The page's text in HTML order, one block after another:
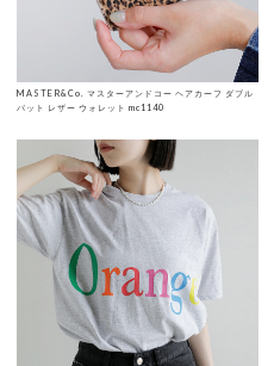
MASTER&Co. マスターアンドコー ヘアカーフ ダブル
バット レザー ウォレット mc1140